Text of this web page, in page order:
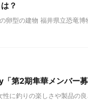
？
卵型の建物 福井県立恐竜
第2期隼華メンバー募
釣りの楽しさや製品の